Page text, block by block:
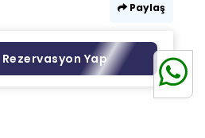
Paylaş
Rezervasyon Yap